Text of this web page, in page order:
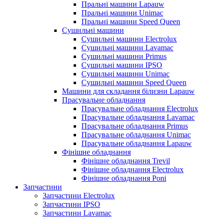
Пральні машини Lapauw
Пральні машини Unimac
Пральні машини Speed Queen
Сушильні машини
Сушильні машини Electrolux
Сушильні машини Lavamac
Сушильні машини Primus
Сушильні машини IPSO
Сушильні машини Unimac
Сушильні машини Speed Queen
Машини для складання білизни Lapauw
Прасувальне обладнання
Прасувальне обладнання Electrolux
Прасувальне обладнання Lavamac
Прасувальне обладнання Primus
Прасувальне обладнання Unimac
Прасувальне обладнання Lapauw
Фінішне обладнання
Фінішне обладнання Trevil
Фінішне обладнання Electrolux
Фінішне обладнання Poni
Запчастини
Запчастини Electrolux
Запчастини IPSO
Запчастини Lavamac